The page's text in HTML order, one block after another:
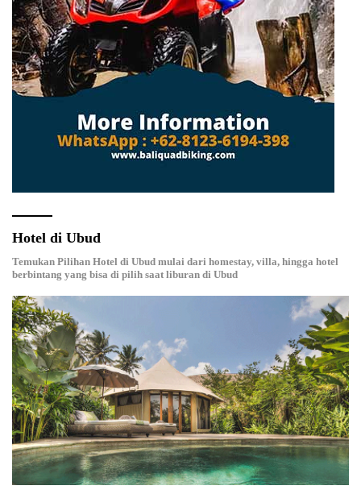
Hotel di Ubud
Temukan Pilihan Hotel di Ubud mulai dari homestay, villa, hingga hotel
berbintang yang bisa di pilih saat liburan di Ubud